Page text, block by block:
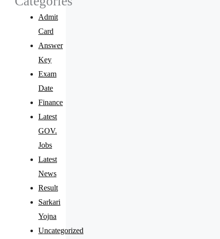
Admit
Card
Answer
Key
Exam
Date
Finance
Latest
GOV.
Jobs
Latest
News
Result
Sarkari
Yojna
Uncategorized